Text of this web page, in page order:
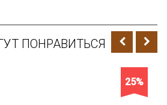
ПОНРАВИТЬСЯ
25%